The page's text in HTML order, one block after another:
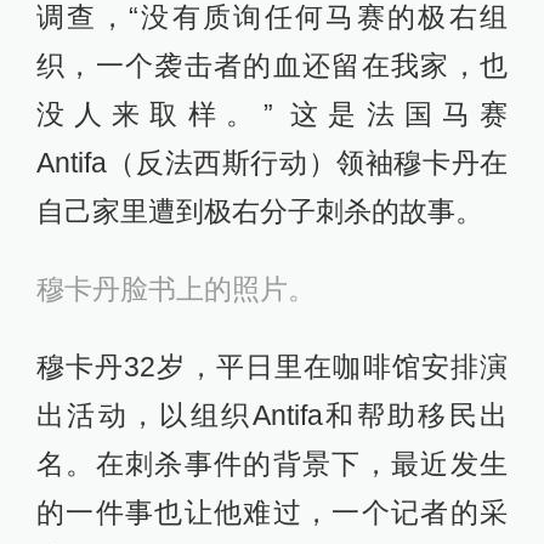
调查，“没有质询任何马赛的极右组
织，一个袭击者的血还留在我家，也
没人来取样。” 这是法国马赛
Antifa（反法西斯行动）领袖穆卡丹在
自己家里遭到极右分子刺杀的故事。
穆卡丹脸书上的照片。
穆卡丹32岁，平日里在咖啡馆安排演
出活动，以组织Antifa和帮助移民出
名。在刺杀事件的背景下，最近发生
的一件事也让他难过，一个记者的采